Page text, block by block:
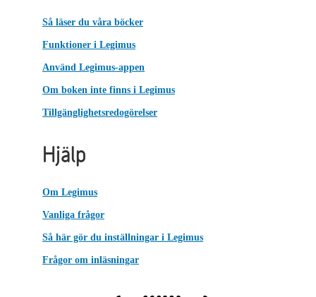
Så läser du våra böcker
Funktioner i Legimus
Använd Legimus-appen
Om boken inte finns i Legimus
Tillgänglighetsredogörelser
Hjälp
Om Legimus
Vanliga frågor
Så här gör du inställningar i Legimus
Frågor om inläsningar